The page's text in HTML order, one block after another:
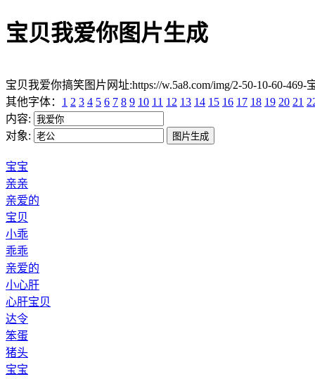
宝贝我爱你图片生成
宝贝我爱你搞笑图片网址:https://w.5a8.com/img/2-50-10-60-469-
其他字体： 1 2 3 4 5 6 7 8 9 10 11 12 13 14 15 16 17 18 19 20 21
内容:
对象:
宝宝
亲亲
亲爱的
宝贝
小乖
乖乖
亲爱的
小心肝
心肝宝贝
达令
笨蛋
猪头
宝宝